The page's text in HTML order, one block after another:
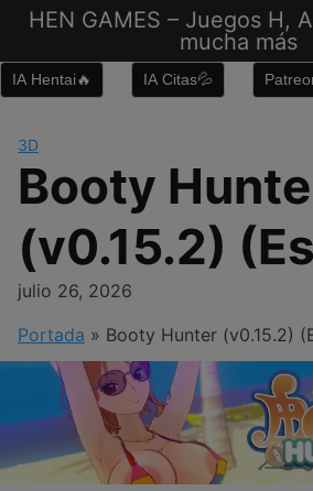
Saltar
contenido
HEN GAMES – Juegos H,
mucha más
IA Hentai🔥 IA Citas💦
3D
Booty
(v0.15.2)
julio 26, 2026
Portada » Booty Hunter (v0.15.2)